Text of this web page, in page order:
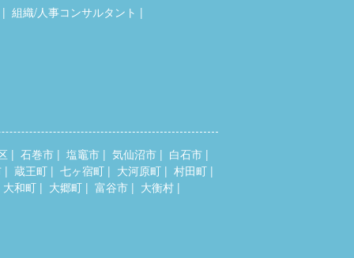
組織/人事コンサルタント
石巻市 塩竈市 気仙沼市
白石市
蔵王町 七ヶ宿町 大河原町
村田町
大和町 大郷町 富谷市
大衡村